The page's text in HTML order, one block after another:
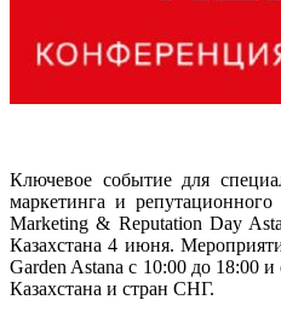
Ключевое событие для
маркетинга и
Marketing & Reputation Day
Казахстана 4 июня.
Garden Astana с 10:00 до 18:00
Казахстана и стран СНГ.